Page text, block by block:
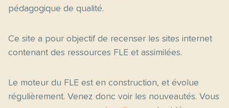
pédagogique de qualité.
Ce site a pour objectif de recenser les sites internet
contenant des ressources FLE et assimilées.
Le moteur du FLE est en construction, et évolue
régulièrement. Venez donc voir les nouveautés. Vous